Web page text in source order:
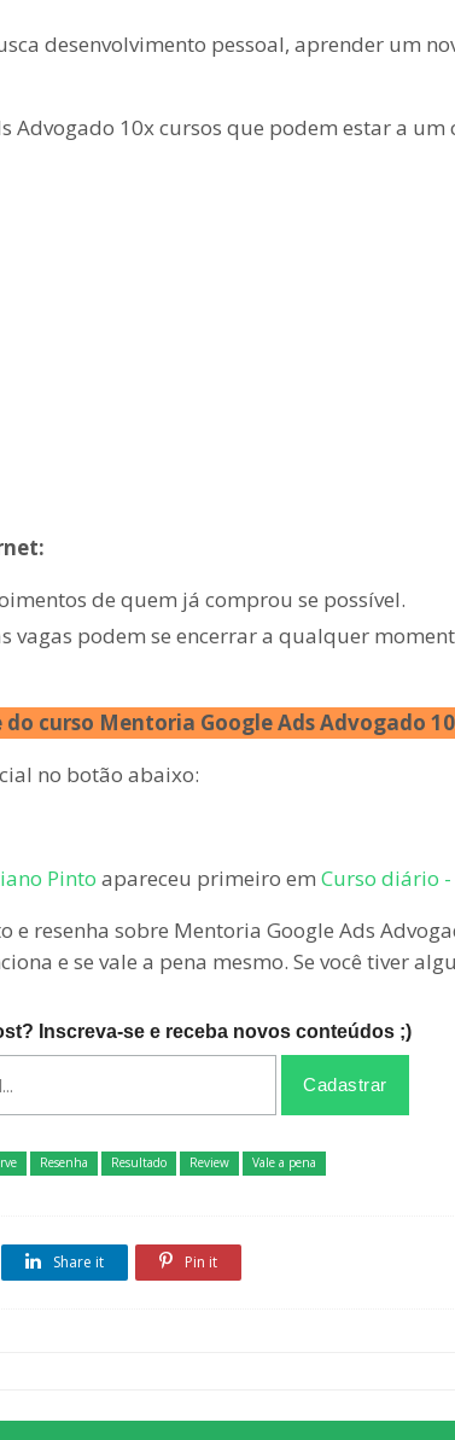
desenvolvimento pessoal, aprender um
Advogado 10x cursos que podem estar a
de quem já comprou se possível.
vagas podem se encerrar a qualquer
curso Mentoria Google Ads Advogado
no botão abaixo:
Pinto apareceu primeiro em Curso diário
resenha sobre Mentoria Google Ads
e se vale a pena mesmo. Se você tiver
Inscreva-se e receba novos conteúdos ;)
Resenha Resultado Review Vale a pena
Share it Pin it